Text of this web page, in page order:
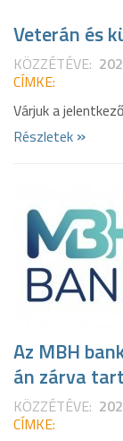
Veterán és
KÖZZÉTÉVE:
CÍMKE:
Várjuk a
Részletek »
Az MBH
án zárva tart
KÖZZÉTÉVE:
CÍMKE: